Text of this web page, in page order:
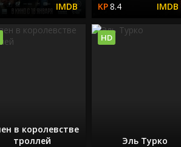
8.4
в королевстве
троллей
Эль Турко
HD